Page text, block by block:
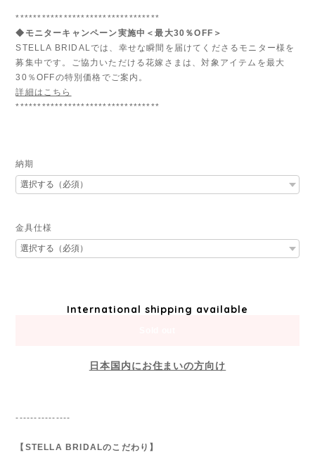
*********************************
◆モニターキャンペーン実施中＜最大30％OFF＞
STELLA BRIDALでは、幸せな瞬間を届けてくださるモニター様を
募集中です。ご協力いただける花嫁さまは、対象アイテムを最大
30％OFFの特別価格でご案内。
詳細はこちら
*********************************
納期
金具仕様
International shipping available
日本国内にお住まいの方向け
---------------
【STELLA BRIDALのこだわり】